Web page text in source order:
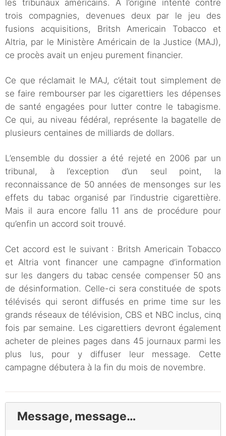
les tribunaux américains. A l’origine intenté contre
trois compagnies, devenues deux par le jeu des
fusions acquisitions, Britsh Americain Tobacco et
Altria, par le Ministère Américain de la Justice (MAJ),
ce procès avait un enjeu purement financier.
Ce que réclamait le MAJ, c’était tout simplement de
se faire rembourser par les cigarettiers les dépenses
de santé engagées pour lutter contre le tabagisme.
Ce qui, au niveau fédéral, représente la bagatelle de
plusieurs centaines de milliards de dollars.
L’ensemble du dossier a été rejeté en 2006 par un
tribunal, à l’exception d’un seul point, la
reconnaissance de 50 années de mensonges sur les
effets du tabac organisé par l’industrie cigarettière.
Mais il aura encore fallu 11 ans de procédure pour
qu’enfin un accord soit trouvé.
Cet accord est le suivant : Britsh Americain Tobacco
et Altria vont financer une campagne d’information
sur les dangers du tabac censée compenser 50 ans
de désinformation. Celle-ci sera constituée de spots
télévisés qui seront diffusés en prime time sur les
grands réseaux de télévision, CBS et NBC inclus, cinq
fois par semaine. Les cigarettiers devront également
acheter de pleines pages dans 45 journaux parmi les
plus lus, pour y diffuser leur message. Cette
campagne débutera à la fin du mois de novembre.
Message, message…